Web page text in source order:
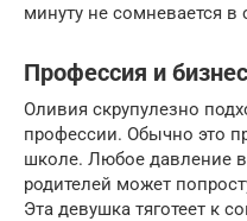
минуту не сомневается
Профессия и бизнес
Оливия скрупулезно
профессии. Обычно это
школе. Любое давление
родителей может
Эта девушка тяготеет к